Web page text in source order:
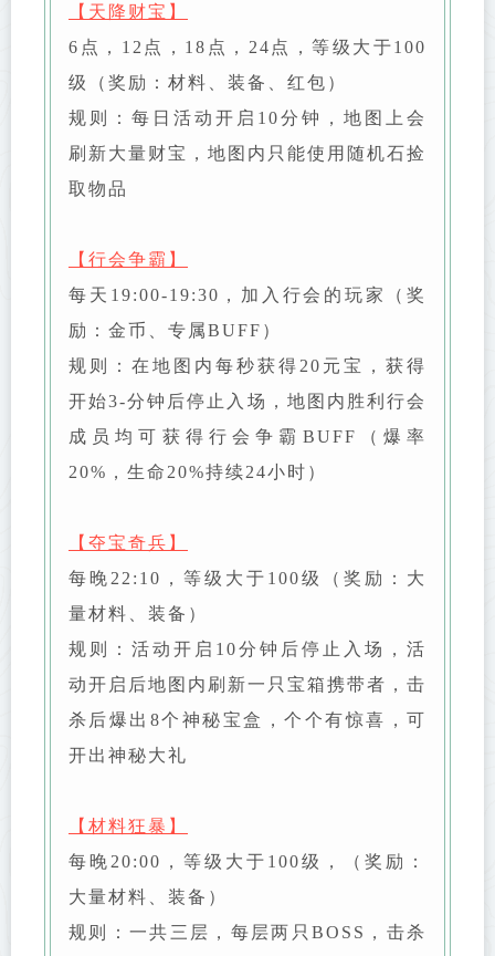
【天降财宝】
6点，12点，18点，24点，等级大于100
级（奖励：材料、装备、红包）
规则：每日活动开启10分钟，地图上会
刷新大量财宝，地图内只能使用随机石捡
取物品
【行会争霸】
每天19:00-19:30，加入行会的玩家（奖
励：金币、专属BUFF）
规则：在地图内每秒获得20元宝，获得
开始3-分钟后停止入场，地图内胜利行会
成员均可获得行会争霸BUFF（爆率
20%，生命20%持续24小时）
【夺宝奇兵】
每晚22:10，等级大于100级（奖励：大
量材料、装备）
规则：活动开启10分钟后停止入场，活
动开启后地图内刷新一只宝箱携带者，击
杀后爆出8个神秘宝盒，个个有惊喜，可
开出神秘大礼
【材料狂暴】
每晚20:00，等级大于100级，（奖励：
大量材料、装备）
规则：一共三层，每层两只BOSS，击杀